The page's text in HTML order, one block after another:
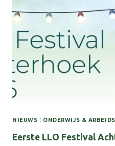
BIJ
COVERING
TECHNOLOGY
WINTERSWIJK!
NIEUWS ONDERWIJS &
Eerste LLO Festival